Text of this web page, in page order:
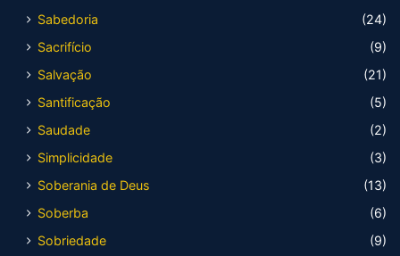
Sabedoria
(24)
Sacrifício
(9)
Salvação
(21)
Santificação
(5)
Saudade
(2)
Simplicidade
(3)
Soberania de Deus
(13)
Soberba
(6)
Sobriedade
(9)